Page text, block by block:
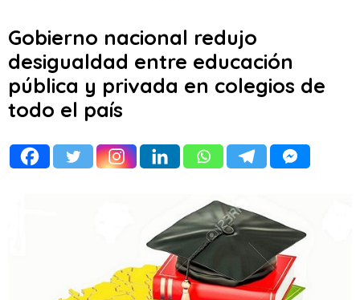
Gobierno nacional redujo
desigualdad entre educación
pública y privada en colegios de
todo el país